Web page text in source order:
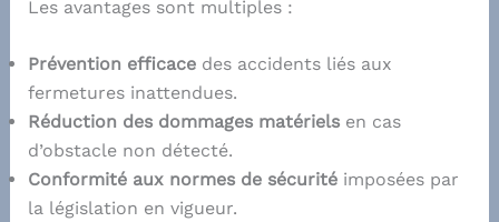
Les avantages sont multiples :
Prévention efficacedes accidents liés aux
fermetures inattendues.
Réduction des dommages matérielsen cas
d’obstacle non détecté.
Conformité aux normes de sécuritéimposées par
la législation en vigueur.